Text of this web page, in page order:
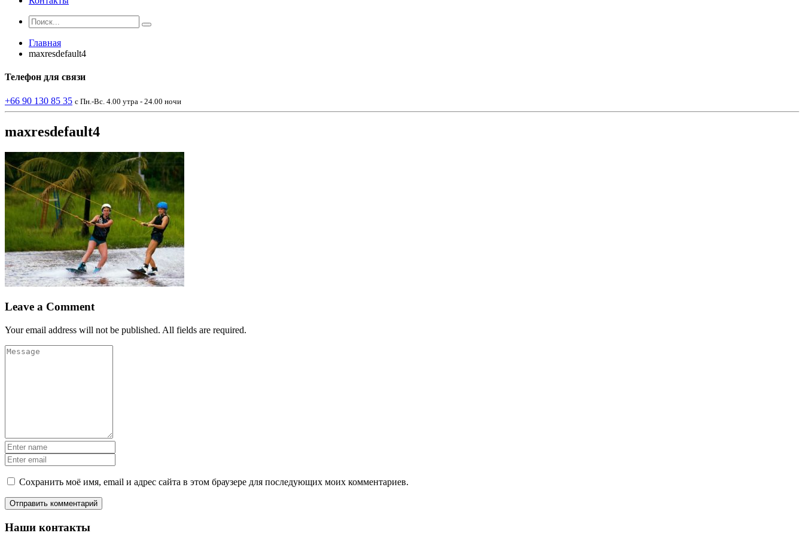
Главная
maxresdefault4
Телефон для связи
+66 90 130 85 35 с Пн.-Вс. 4.00 утра - 24.00 ночи
maxresdefault4
Leave a Comment
Your email address will not be published. All fields are required.
Сохранить моё имя, email и адрес сайта в этом браузере для последующих моих комментариев.
Наши контакты